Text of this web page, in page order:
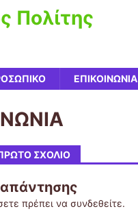
Πολίτης
ΕΠΙΚΟΙΝΩΝΙΑ
ΣΧΌΛΙΟ
πρέπει να συνδεθείτε.